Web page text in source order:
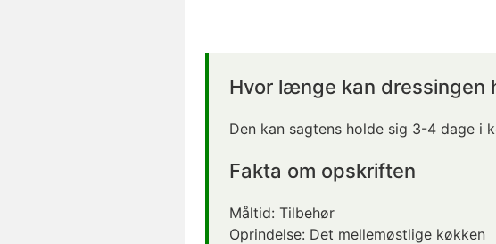
Hvor længe kan dressingen
Den kan sagtens holde sig 3-4 dage i
Fakta om opskriften
Måltid: Tilbehør
Oprindelse: Det mellemøstlige køkken